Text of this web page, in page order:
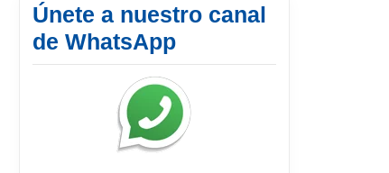
Únete a nuestro canal
de WhatsApp